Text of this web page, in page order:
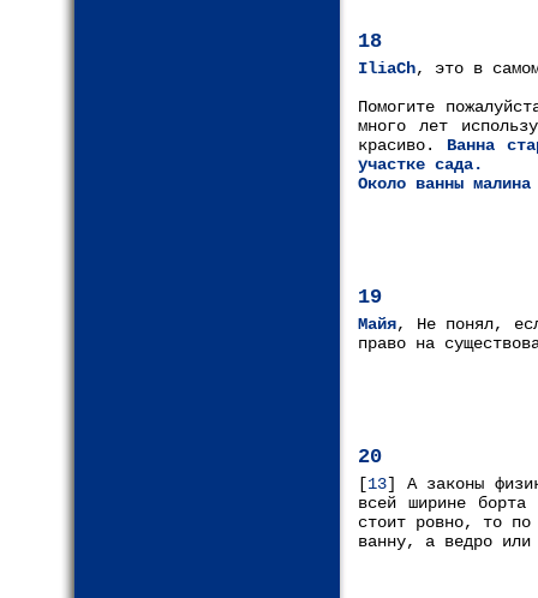
18
IliaCh, это в
Помогите
много лет
красиво. Ванна
участке сада.
Около ванны
19
Майя, Не понял,
право на
20
[13] А законы
всей ширине
стоит ровно, то
ванну, а ведро или